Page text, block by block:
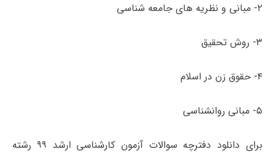
۲- مبانی و نظریه­ های جامعه شناسی
۳- روش تحقیق
۴- حقوق زن در اسلام
۵- مبانی روانشناسی
برای دانلود دفترچه سوالات آزمون کارشناسی ارشد ۹۹ رشته